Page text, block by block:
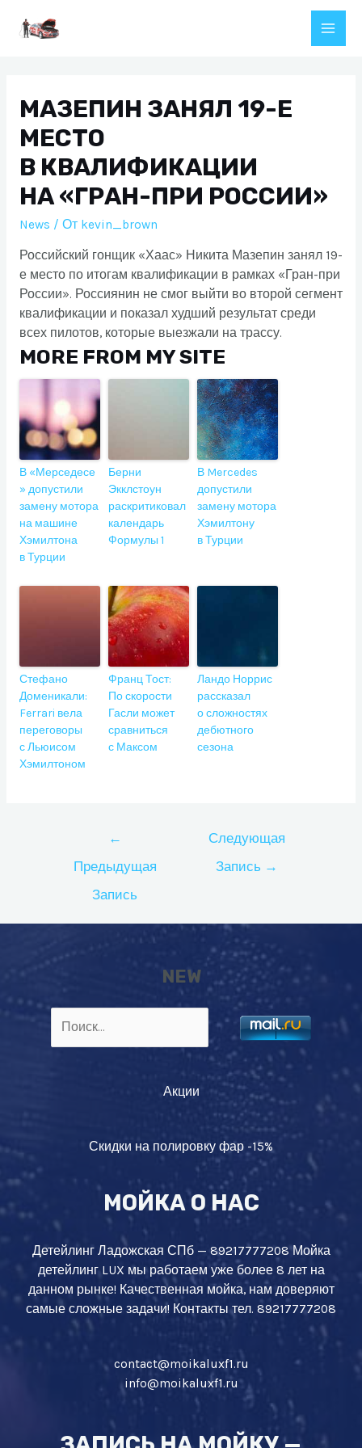
Main
МАЗЕПИН ЗАНЯЛ 19-Е
МЕСТО
В КВАЛИФИКАЦИИ
НА «ГРАН-ПРИ РОССИИ»
News / От kevin_brown
Российский гонщик «Хаас» Никита Мазепин занял 19-
е место по итогам квалификации в рамках «Гран-при
России». Россиянин не смог выйти во второй сегмент
квалификации и показал худший результат среди
всех пилотов, которые выезжали на трассу.
MORE FROM MY SITE
В «Мерседесе
» допустили
замену мотора
на машине
Хэмилтона
в Турции
Берни
Экклстоун
раскритиковал
календарь
Формулы 1
В Mercedes
допустили
замену мотора
Хэмилтону
в Турции
Стефано
Доменикали:
Ferrari вела
переговоры
с Льюисом
Хэмилтоном
Франц Тост:
По скорости
Гасли может
сравниться
с Максом
Ландо Норрис
рассказал
о сложностях
дебютного
сезона
записям
←
Предыдущая
Запись
Следующая
Запись →
NEW
Акции
Скидки на полировку фар -15%
МОЙКА О НАС
Детейлинг Ладожская СПб — 89217777208 Мойка
детейлинг LUX мы работаем уже более 8 лет на
данном рынке! Качественная мойка, нам доверяют
самые сложные задачи! Контакты тел. 89217777208
contact@moikaluxf1.ru
info@moikaluxf1.ru